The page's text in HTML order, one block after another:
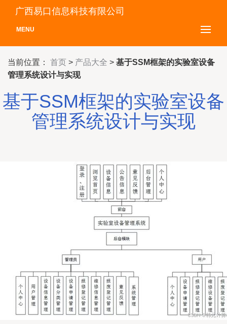
广西易口信息科技有限公司
MENU
当前位置： 首页 > 产品大全 > 基于SSM框架的实验室设备
管理系统设计与实现
基于SSM框架的实验室设备
管理系统设计与实现